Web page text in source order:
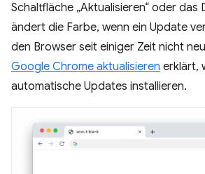
Schaltfläche „Aktualisieren“ oder das
ändert die Farbe, wenn ein Update
den Browser seit einiger Zeit nicht
Google Chrome aktualisieren erklärt,
automatische Updates installieren.